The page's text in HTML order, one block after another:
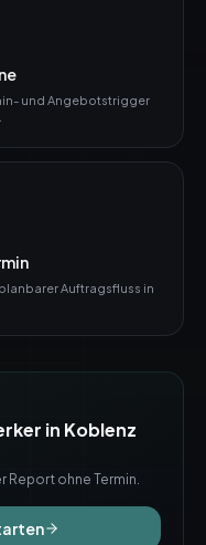
und Angebotstrigger
Auftragsfluss in
in Koblenz
Report ohne Termin.